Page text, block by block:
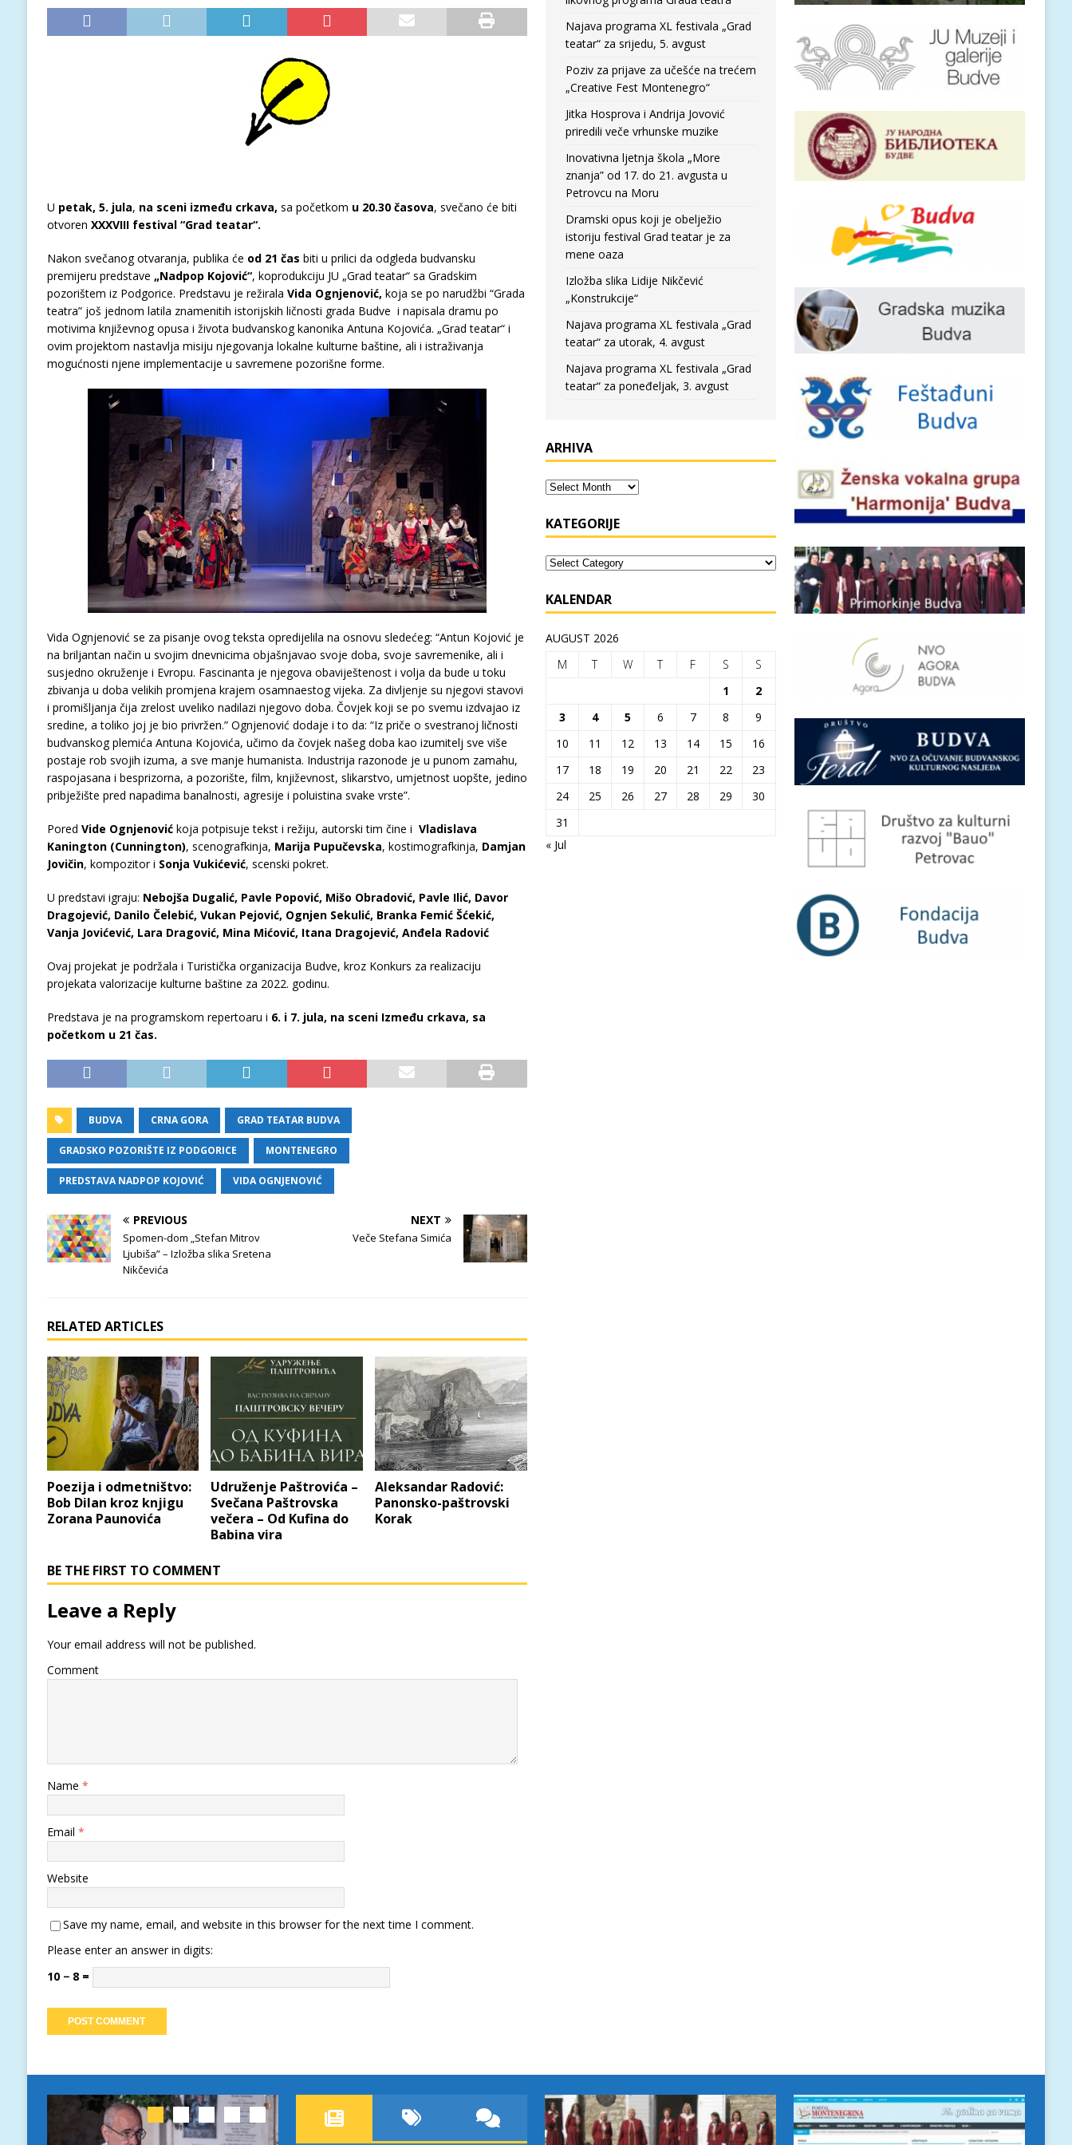
U petak, 5. jula, na sceni između crkava, sa početkom u 20.30 časova, svečano će biti
otvoren XXXVIII festival “Grad teatar“.
Nakon svečanog otvaranja, publika će od 21 čas biti u prilici da odgleda budvansku
premijeru predstave „Nadpop Kojović“, koprodukciju JU „Grad teatar“ sa Gradskim
pozorištem iz Podgorice. Predstavu je režirala Vida Ognjenović, koja se po narudžbi “Grada
teatra” još jednom latila znamenitih istorijskih ličnosti grada Budve i napisala dramu po
motivima književnog opusa i života budvanskog kanonika Antuna Kojovića. „Grad teatar“ i
ovim projektom nastavlja misiju njegovanja lokalne kulturne baštine, ali i istraživanja
mogućnosti njene implementacije u savremene pozorišne forme.
Vida Ognjenović se za pisanje ovog teksta opredijelila na osnovu sledećeg: “Antun Kojović je
na briljantan način u svojim dnevnicima objašnjavao svoje doba, svoje savremenike, ali i
susjedno okruženje i Evropu. Fascinanta je njegova obaviještenost i volja da bude u toku
zbivanja u doba velikih promjena krajem osamnaestog vijeka. Za divljenje su njegovi stavovi
i promišljanja čija zrelost uveliko nadilazi njegovo doba. Čovjek koji se po svemu izdvajao iz
sredine, a toliko joj je bio privržen.” Ognjenović dodaje i to da: “Iz priče o svestranoj ličnosti
budvanskog plemića Antuna Kojovića, učimo da čovjek našeg doba kao izumitelj sve više
postaje rob svojih izuma, a sve manje humanista. Industrija razonode je u punom zamahu,
raspojasana i besprizorna, a pozorište, film, književnost, slikarstvo, umjetnost uopšte, jedino
pribježište pred napadima banalnosti, agresije i poluistina svake vrste”.
Pored Vide Ognjenovićkoja potpisuje tekst i režiju, autorski tim čine i Vladislava
Kanington (Cunnington), scenografkinja, Marija Pupučevska, kostimografkinja, Damjan
Jovičin, kompozitor i Sonja Vukićević, scenski pokret.
U predstavi igraju: Nebojša Dugalić, Pavle Popović, Mišo Obradović, Pavle Ilić, Davor
Dragojević, Danilo Čelebić, Vukan Pejović, Ognjen Sekulić, Branka Femić Šćekić,
Vanja Jovićević, Lara Dragović, Mina Mićović, Itana Dragojević, Anđela Radović
Ovaj projekat je podržala i Turistička organizacija Budve, kroz Konkurs za realizaciju
projekata valorizacije kulturne baštine za 2022. godinu.
Predstava je na programskom repertoaru i 6. i 7. jula, na sceni Između crkava, sa
početkom u 21 čas.
BUDVA CRNA GORA GRAD TEATAR BUDVA
GRADSKO POZORIŠTE IZ PODGORICE MONTENEGRO
PREDSTAVA NADPOP KOJOVIĆ VIDA OGNJENOVIĆ
PREVIOUS
Spomen-dom „Stefan Mitrov
Ljubiša” – Izložba slika Sretena
Nikčevića
NEXT
Veče Stefana Simića
RELATED ARTICLES
Poezija i odmetništvo:
Bob Dilan kroz knjigu
Zorana Paunovića
Udruženje Paštrovića –
Svečana Paštrovska
večera – Od Kufina do
Babina vira
Aleksandar Radović:
Panonsko-paštrovski
Korak
BE THE FIRST TO COMMENT
Leave a Reply
Your email address will not be published.
Comment
Name *
Email *
Website
Save my name, email, and website in this browser for the next time I comment.
Please enter an answer in digits:
10 − 8 =
Najava programa XL festivala „Grad
teatar“ za srijedu, 5. avgust
Poziv za prijave za učešće na trećem
„Creative Fest Montenegro“
Jitka Hosprova i Andrija Jovović
priredili veče vrhunske muzike
Inovativna ljetnja škola „More
znanja” od 17. do 21. avgusta u
Petrovcu na Moru
Dramski opus koji je obelježio
istoriju festival Grad teatar je za
mene oaza
Izložba slika Lidije Nikčević
„Konstrukcije“
Najava programa XL festivala „Grad
teatar“ za utorak, 4. avgust
Najava programa XL festivala „Grad
teatar“ za poneđeljak, 3. avgust
ARHIVA
KATEGORIJE
KALENDAR
AUGUST 2026
M
T W T F S
S
1
2
3
4 5 6 7 8
9
10
11 12 13 14 15
16
17
18 19 20 21 22
23
24
25 26 27 28 29
30
31
« Jul